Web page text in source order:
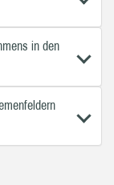
in den